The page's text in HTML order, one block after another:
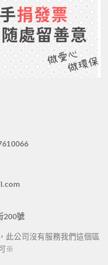
200號
此公司沒有服務我們這個區
※